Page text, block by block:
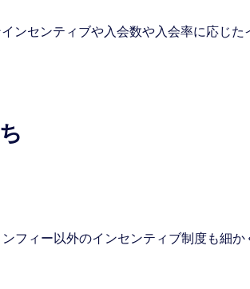
ンセンティブや入会数や入会率に応じた
フィー以外のインセンティブ制度も細か